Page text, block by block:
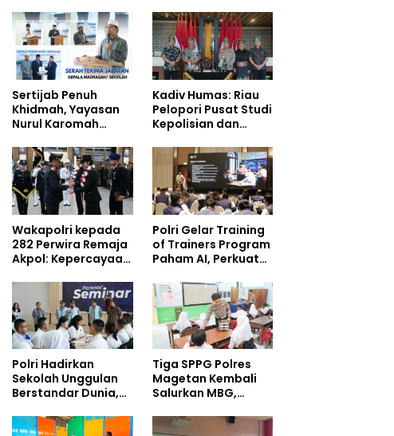
Perkuat Jejaring
Nasional Pusat
Studi Kepolisian
Tingkatkan
Kompetensi
Personel di Era
Digital
Sertijab Penuh
Khidmah, Yayasan
Nurul Karomah
Demisioner Voucher
Umrah
Kadiv Humas: Riau
Pelopori Pusat Studi
Kepolisian dan
Policing Masuki
Babak Baru
Wakapolri kepada
282 Perwira Remaja
Akpol: Kepercayaan
Dibangun dari
Integritas
Polri Gelar Training
of Trainers Program
Paham AI, Perkuat
Pelajar
Polri Hadirkan
Sekolah Unggulan
Berstandar Dunia,
Tempati Kampus
Tiga SPPG Polres
Magetan Kembali
Salurkan MBG,
dan Food Safety